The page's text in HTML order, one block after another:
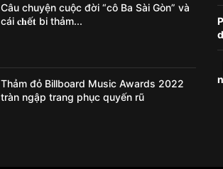
Câu chuyện cuộc đời “cô Ba Sài Gòn” và
cái 𝐜𝐡ế𝐭 bi thảm...
Thảm đỏ Billboard Music Awards 2022
tràn ngập trang phục quyến rũ